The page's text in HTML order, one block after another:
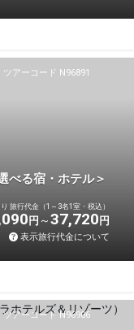
ツアーコード N96891
る宿・ホテル＞
旅行代金（1～3名1室・税込）
円 37,720 円
表示旅行代金について
ツアーコード N96906